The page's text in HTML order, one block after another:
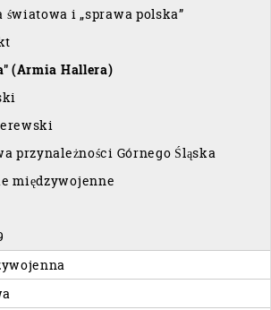
i „sprawa polska”
(Armia Hallera)
przynależności Górnego Śląska
międzywojenne